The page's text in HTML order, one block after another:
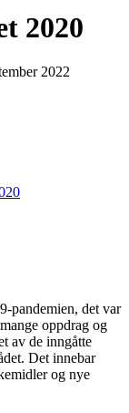
2020
2022
pandemien, det var
oppdrag og
av de inngåtte
Det innebar
og nye